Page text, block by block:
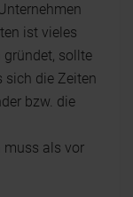
ist vieles
gründet, sollte
sich die Zeiten
bzw. die
muss als vor